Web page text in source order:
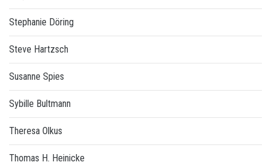
Stephanie Döring
Steve Hartzsch
Susanne Spies
Sybille Bultmann
Theresa Olkus
Thomas H. Heinicke